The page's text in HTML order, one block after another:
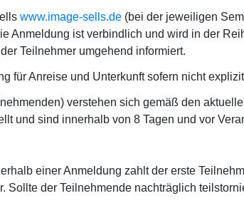
www.image-sells.de (bei der jeweiligen
Anmeldung ist verbindlich und wird in der
Teilnehmer umgehend informiert.
für Anreise und Unterkunft sofern nicht
verstehen sich gemäß den
und sind innerhalb von 8 Tagen und vor
einer Anmeldung zahlt der erste
der Teilnehmende nachträglich